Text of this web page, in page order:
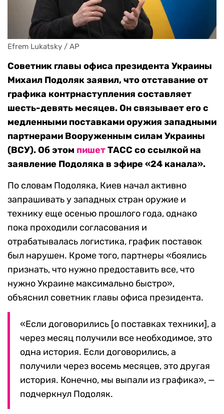
Efrem Lukatsky / AP
Советник главы офиса президента Украины
Михаил Подоляк заявил, что отставание от
графика контрнаступления составляет
шесть-девять месяцев. Он связывает его с
медленными поставками оружия западными
партнерами Вооруженным силам Украины
(ВСУ). Об этом пишетТАСС со ссылкой на
заявление Подоляка в эфире «24 канала».
По словам Подоляка, Киев начал активно
запрашивать у западных стран оружие и
технику еще осенью прошлого года, однако
пока проходили согласования и
отрабатывалась логистика, график поставок
был нарушен. Кроме того, партнеры «боялись
признать, что нужно предоставить все, что
нужно Украине максимально быстро»,
объяснил советник главы офиса президента.
«Если договорились [о поставках техники], а
через месяц получили все необходимое, это
одна история. Если договорились, а
получили через восемь месяцев, это другая
история. Конечно, мы выпали из графика», —
подчеркнул Подоляк.